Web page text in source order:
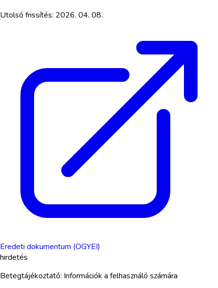
Utolsó frissítés: 2026. 04. 08.
Eredeti dokumentum (OGYEI)
hirdetés
Betegtájékoztató: Információk a felhasználó számára